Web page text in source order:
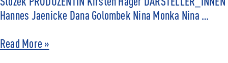
Hannes Jaenicke Dana Golombek Nina Monka Nina …
Read More »